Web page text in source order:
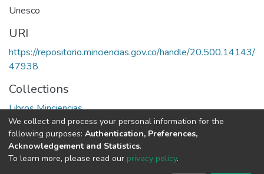
Unesco
URI
https://repositorio.minciencias.gov.co/handle/20.500.14143/
47938
Collections
Libros Minciencias
Full item page
DSpace software copyright © 2002-2026
We collect and process your personal information for the
following purposes: Authentication, Preferences,
Acknowledgement and Statistics.
To learn more, please read our privacy policy.